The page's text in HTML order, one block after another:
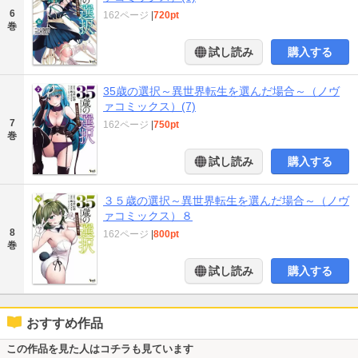
6
巻
162ページ |720pt
試し読み 購入する
7
巻
35歳の選択～異世界転生を選んだ場合～（ノヴ
ァコミックス）(7)
162ページ |750pt
試し読み 購入する
8
巻
３５歳の選択～異世界転生を選んだ場合～（ノヴ
ァコミックス）８
162ページ |800pt
試し読み 購入する
おすすめ作品
この作品を見た人はコチラも見ています